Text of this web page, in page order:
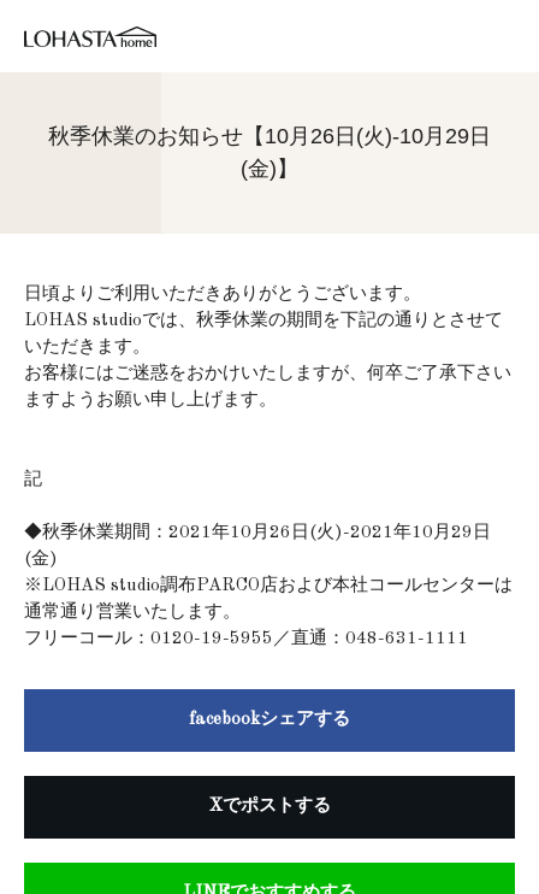
秋季休業のお知らせ【10月26日(火)-10月29日
(金)】
日頃よりご利用いただきありがとうございます。
LOHAS studioでは、秋季休業の期間を下記の通りとさせて
いただきます。
お客様にはご迷惑をおかけいたしますが、何卒ご了承下さい
ますようお願い申し上げます。
記
◆秋季休業期間：2021年10月26日(火)-2021年10月29日
(金)
※LOHAS studio調布PARCO店および本社コールセンターは
通常通り営業いたします。
フリーコール：0120-19-5955／直通：048-631-1111
facebookシェアする
Xでポストする